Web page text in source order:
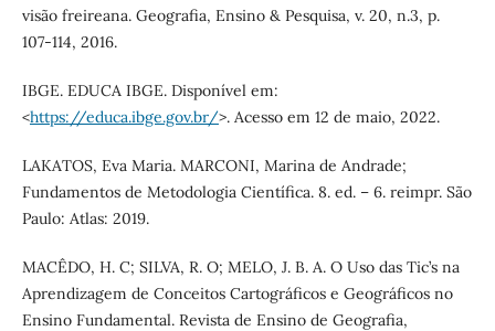
visão freireana. Geografia, Ensino & Pesquisa, v. 20, n.3, p.
107-114, 2016.
IBGE. EDUCA IBGE. Disponível em:
<https://educa.ibge.gov.br/>. Acesso em 12 de maio, 2022.
LAKATOS, Eva Maria. MARCONI, Marina de Andrade;
Fundamentos de Metodologia Científica. 8. ed. – 6. reimpr. São
Paulo: Atlas: 2019.
MACÊDO, H. C; SILVA, R. O; MELO, J. B. A. O Uso das Tic’s na
Aprendizagem de Conceitos Cartográficos e Geográficos no
Ensino Fundamental. Revista de Ensino de Geografia,